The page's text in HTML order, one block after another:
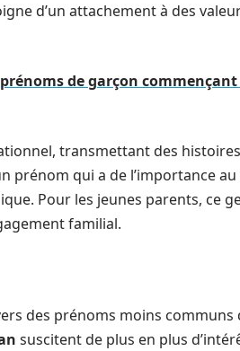
d’un attachement à des
de garçon
transmettant des histoires
prénom qui a de l’importance au
Pour les jeunes parents, ce
familial.
des prénoms moins communs
suscitent de plus en plus